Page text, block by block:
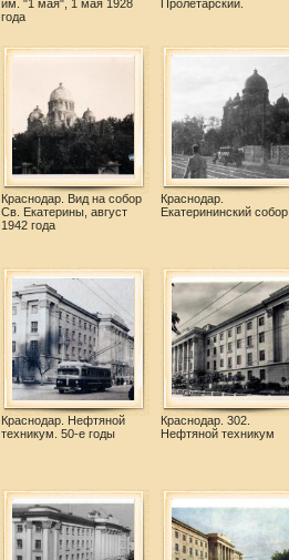
им. "1 мая", 1 мая 1928
года
Пролетарский.
Краснодар. Вид на собор
Св. Екатерины, август
1942 года
Краснодар.
Екатерининский
Краснодар. Нефтяной
техникум. 50-е годы
Краснодар. 302.
Нефтяной техникум